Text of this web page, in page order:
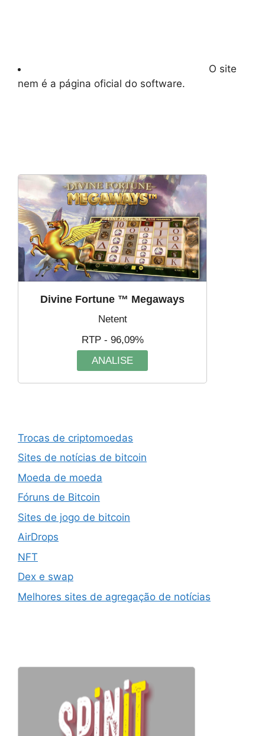
O site
nem é a página oficial do software.
Divine Fortune ™ Megaways
Netent
RTP - 96,09%
ANALISE
Trocas de criptomoedas
Sites de notícias de bitcoin
Moeda de moeda
Fóruns de Bitcoin
Sites de jogo de bitcoin
AirDrops
NFT
Dex e swap
Melhores sites de agregação de notícias